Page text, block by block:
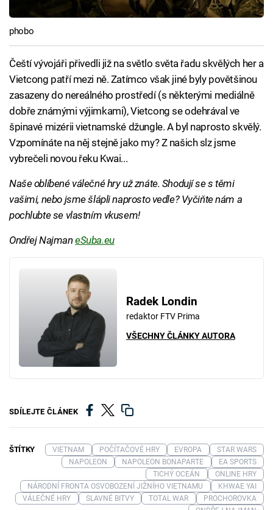
phobo
Čeští vývojáři přivedli již na světlo světa řadu skvělých her a
Vietcong patří mezi ně. Zatímco však jiné byly povětšinou
zasazeny do nereálného prostředí (s některými mediálně
dobře známými výjimkami), Vietcong se odehrával ve
špinavé mizérii vietnamské džungle. A byl naprosto skvělý.
Vzpomínáte na něj stejně jako my? Z našich slz jsme
vybrečeli novou řeku Kwai...
Naše oblíbené válečné hry už znáte. Shodují se s těmi
vašimi, nebo jsme šlápli naprosto vedle? Vyčiňte nám a
pochlubte se vlastním vkusem!
Ondřej NajmaneSuba.eu
Radek Londin
redaktor FTV Prima
VŠECHNY ČLÁNKY AUTORA
SDÍLEJTE ČLÁNEK
ŠTÍTKY VIETNAM POČÍTAČOVÉ HRY EVROPA
STAR WARS
NAPOLEON
NAPOLEON BONAPARTE
EA SPORTS
TICHÝ OCEÁN
ONLINE HRY
NÁRODNÍ FRONTA OSVOBOZENÍ JIŽNÍHO VIETNAMU
KHWAE YAI
VÁLEČNÉ HRY
SLAVNÉ BITVY TOTAL WAR
PROCHOROVKA